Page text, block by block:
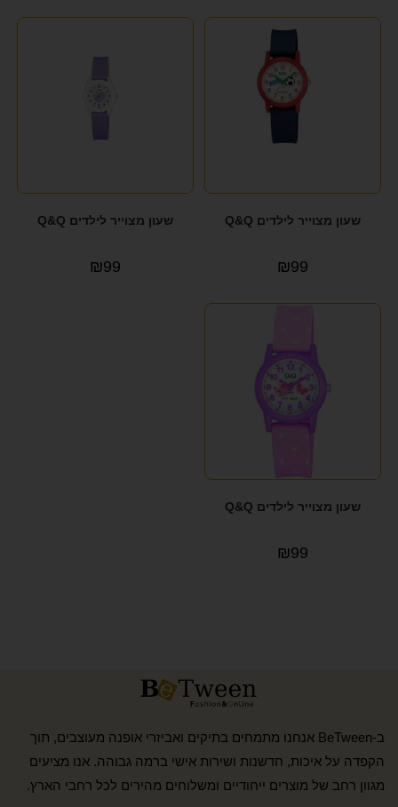
שעון מצוייר לילדים Q&Q
₪99
שעון מצוייר לילדים Q&Q
₪99
שעון מצוייר לילדים Q&Q
₪99
ב-BeTween אנחנו מתמחים בתיקים ואביזרי אופנה מעוצבים, תוך
הקפדה על איכות, חדשנות ושירות אישי ברמה גבוהה. אנו מציעים
מגוון רחב של מוצרים ייחודיים ומשלוחים מהירים לכל רחבי הארץ.